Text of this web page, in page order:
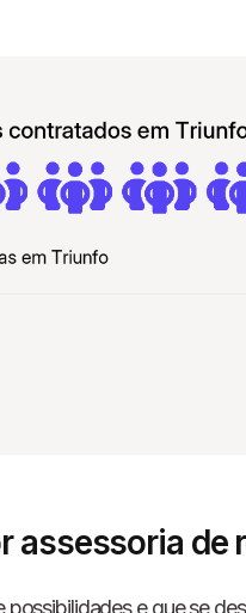
assessoria
possibilidades e que se